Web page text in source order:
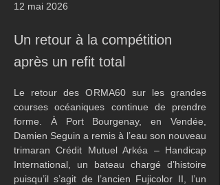
12 mai 2026
Un retour à la compétition
après un refit total
Le retour des ORMA60 sur les grandes
courses océaniques continue de prendre
forme. À Port Bourgenay, en Vendée,
Damien Seguin a remis à l’eau son nouveau
trimaran Crédit Mutuel Arkéa – Handicap
International, un bateau chargé d’histoire
puisqu’il s’agit de l’ancien Fujicolor II, l’un